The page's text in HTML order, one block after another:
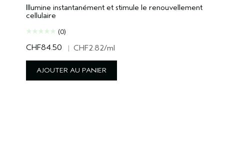
Illumine instantanément et stimule le renouvellement
cellulaire
(0)
CHF84.50 | CHF2.82/ml
AJOUTER AU PANIER